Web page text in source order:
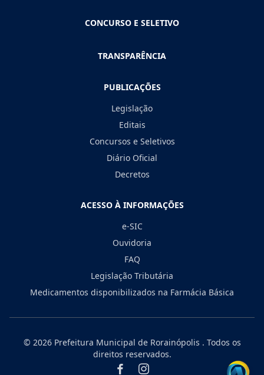
CONCURSO E SELETIVO
TRANSPARÊNCIA
PUBLICAÇÕES
Legislação
Editais
Concursos e Seletivos
Diário Oficial
Decretos
ACESSO À INFORMAÇÕES
e-SIC
Ouvidoria
FAQ
Legislação Tributária
Medicamentos disponibilizados na Farmácia Básica
© 2026 Prefeitura Municipal de Rorainópolis . Todos os
direitos reservados.